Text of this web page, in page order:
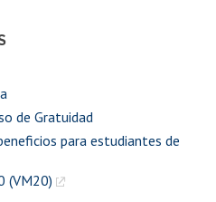
de Gratuidad
para estudiantes de
(VM20)